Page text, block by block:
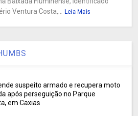
Ventura Costa,...
Leia Mais
suspeito armado e recupera moto
após perseguição no Parque
em Caxias